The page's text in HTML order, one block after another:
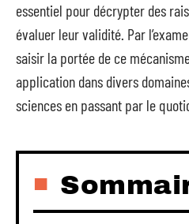
essentiel pour décrypter des
évaluer leur validité. Par
saisir la portée de ce
application dans divers
sciences en passant par le